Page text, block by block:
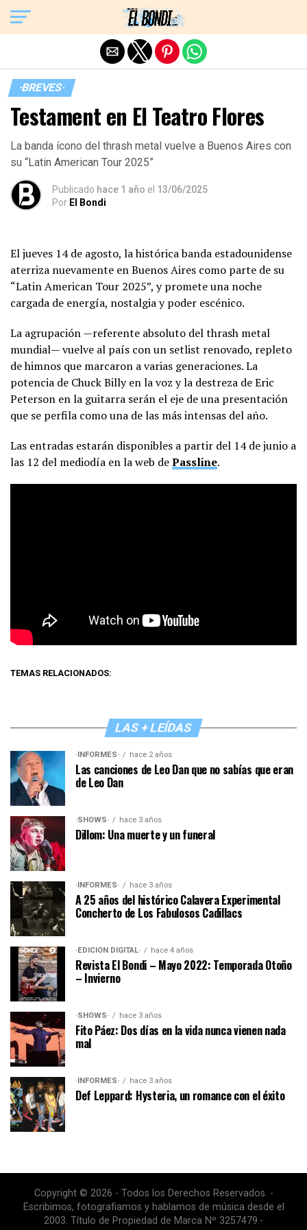
·BREVES·
Testament en El Teatro Flores
La banda ícono del thrash metal vuelve a Buenos Aires con
su “Latin American Tour 2025”
Publicado hace 1 año el 13/06/2025
Por El Bondi
El jueves 14 de agosto, la histórica banda estadounidense
aterriza nuevamente en Buenos Aires como parte de su
“Latin American Tour 2025”, y promete una noche
cargada de energía, nostalgia y poder escénico.
La agrupación —referente absoluto del thrash metal
mundial— vuelve al país con un setlist renovado, repleto
de himnos que marcaron a varias generaciones. La
potencia de Chuck Billy en la voz y la destreza de Eric
Peterson en la guitarra serán el eje de una presentación
que se perfila como una de las más intensas del año.
Las entradas estarán disponibles a partir del 14 de junio a
las 12 del mediodía en la web dePassline.
TEMAS RELACIONADOS:
LAS + LEÍDAS
·INFORMES· hace 2 años
Las canciones de Leo Dan que no sabías que eran
de Leo Dan
·SHOWS· hace 3 años
Dillom: Una muerte y un funeral
·INFORMES· hace 3 años
A 25 años del histórico Calavera Experimental
Concherto de Los Fabulosos Cadillacs
·EDICIÓN DIGITAL· hace 4 años
Revista El Bondi – Mayo 2022: Temporada Otoño
– Invierno
·SHOWS· hace 3 años
Fito Páez: Dos días en la vida nunca vienen nada
mal
·INFORMES· hace 3 años
Def Leppard: Hysteria, un romance con el éxito
Copyright © 2026 - Todos los Derechos Reservados. -
Escribimos, fotografiamos y hablamos de música desde el
2003. Título de Propiedad de Marca Nº 3257479.-
Exit mobile version